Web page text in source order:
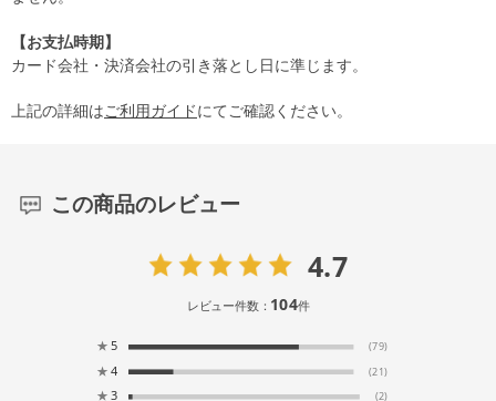
【お支払時期】
カード会社・決済会社の引き落とし日に準じます。
上記の詳細はご利用ガイドにてご確認ください。
この商品のレビュー
4.7
レビュー件数： 104件
★ 5 (79)
★ 4 (21)
★ 3 (2)